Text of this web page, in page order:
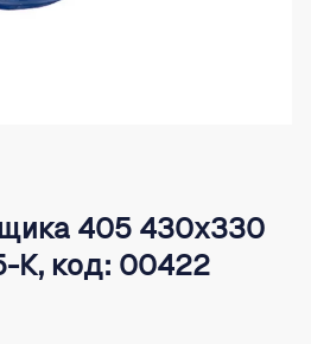
405 430х330
К, код: 00422